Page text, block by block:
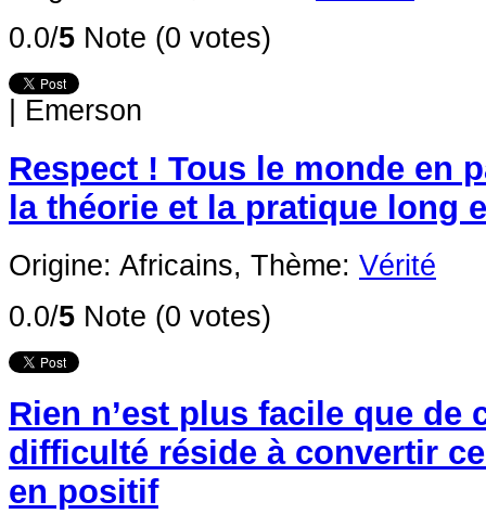
0.0/5 Note (0 votes)
Emerson
Respect ! Tous le monde en
la théorie et la pratique long
Origine: Africains, Thème: Vérité
0.0/5 Note (0 votes)
Rien n’est plus facile que de
difficulté réside à convertir
en positif